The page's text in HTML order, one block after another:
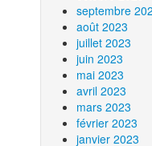
septembre
août 2023
juillet 2023
juin 2023
mai 2023
avril 2023
mars 2023
février 2023
janvier 2023